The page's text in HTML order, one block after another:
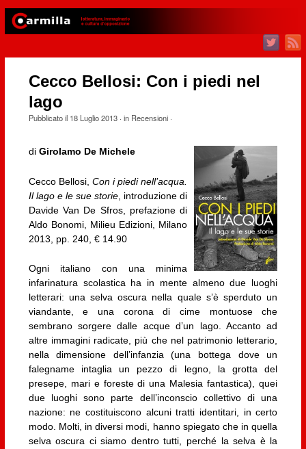
Cecco Bellosi: Con i piedi nel
lago
Pubblicato il 18 Luglio 2013· in Recensioni·
di Girolamo De Michele
Cecco Bellosi, Con i piedi nell’acqua.
Il lago e le sue storie , introduzione di
Davide Van De Sfros, prefazione di
Aldo Bonomi, Milieu Edizioni, Milano
2013, pp. 240, € 14.90
Ogni italiano con una minima
infarinatura scolastica ha in mente almeno due luoghi
letterari: una selva oscura nella quale s’è sperduto un
viandante, e una corona di cime montuose che
sembrano sorgere dalle acque d’un lago. Accanto ad
altre immagini radicate, più che nel patrimonio letterario,
nella dimensione dell’infanzia (una bottega dove un
falegname intaglia un pezzo di legno, la grotta del
presepe, mari e foreste di una Malesia fantastica), quei
due luoghi sono parte dell’inconscio collettivo di una
nazione: ne costituiscono alcuni tratti identitari, in certo
modo. Molti, in diversi modi, hanno spiegato che in quella
selva oscura ci siamo dentro tutti, perché la selva è la